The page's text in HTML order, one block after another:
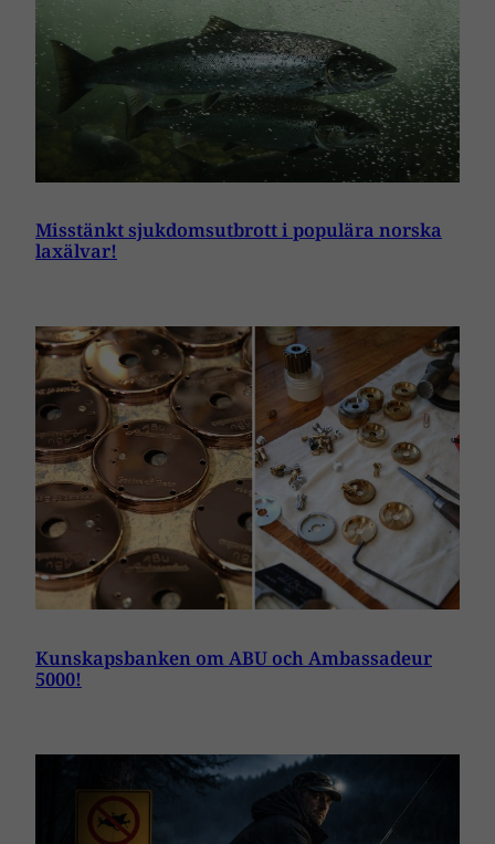
Misstänkt sjukdomsutbrott i populära norska
laxälvar!
Kunskapsbanken om ABU och Ambassadeur
5000!